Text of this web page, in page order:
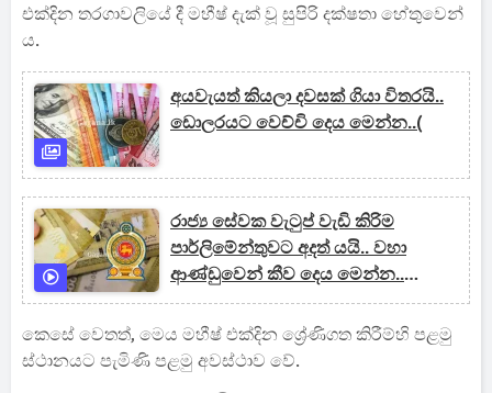
එක්දින තරගාවලියේ දී මහීෂ් දැක් වූ සුපිරි දක්ෂතා හේතුවෙන්
ය.
අයවැයත් කියලා දවසක් ගියා විතරයි..
ඩොලරයට වෙච්චි දෙය මෙන්න..(
රාජ්‍ය සේවක වැටුප් වැඩි කිරිම
පාර්ලිමේන්තුවට අදත් යයි.. වහා
ආණ්ඩුවෙන් කීව දෙය මෙන්න..
(VIDEO)
කෙසේ වෙතත්, මෙය මහීෂ් එක්දින ශ්‍රේණිගත කිරීම්හි පළමු
ස්ථානයට පැමිණි පළමු අවස්ථාව වේ.